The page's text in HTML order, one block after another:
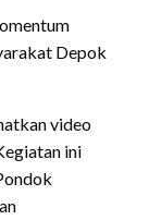
Depok
video
ini